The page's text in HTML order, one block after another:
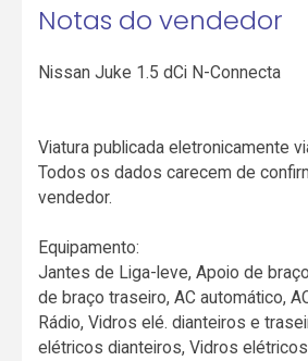
Notas do vendedor
Nissan Juke 1.5 dCi N-Connecta
Viatura publicada eletronicamente
Todos os dados carecem de
vendedor.
Equipamento:
Jantes de Liga-leve, Apoio de
de braço traseiro, AC automático,
Rádio, Vidros elé. dianteiros e
elétricos dianteiros, Vidros